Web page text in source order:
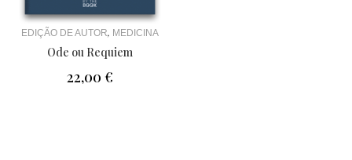
EDIÇÃO DE AUTOR, MEDICINA
Ode ou Requiem
22,00 €